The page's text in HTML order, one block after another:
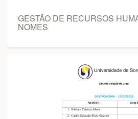
GESTÃO DE RECURSOS
NOMES